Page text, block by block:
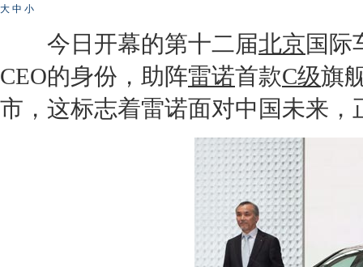
大 中 小
今日开幕的第十二届北京国际
CEO的身份，助阵雷诺首款C级旗
市，这标志着雷诺面对中国未来，